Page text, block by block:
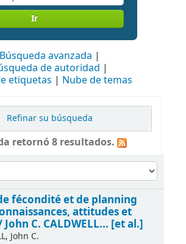
Ir
Búsqueda avanzada
de autoridad
etiquetas
Nube de temas
Refinar su búsqueda
retornó 8 resultados.
fécondité et de planning
attitudes et
John C. CALDWELL... [et al.]
John C.